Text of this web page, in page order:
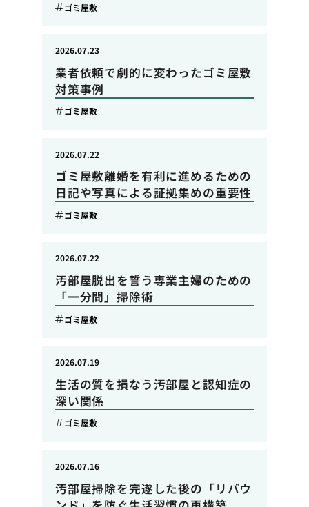
ゴミ屋敷
業者依頼で劇的に変わったゴミ屋敷
対策事例
2026.07.23
ゴミ屋敷
ゴミ屋敷離婚を有利に進めるための
日記や写真による証拠集めの重要性
2026.07.22
ゴミ屋敷
汚部屋脱出を誓う専業主婦のための
「一分間」掃除術
2026.07.22
ゴミ屋敷
生活の質を損なう汚部屋と認知症の
深い関係
2026.07.19
ゴミ屋敷
汚部屋掃除を完遂した後の「リバウ
2026.07.16